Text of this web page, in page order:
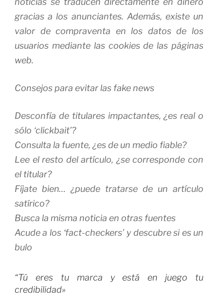
gracias a los anunciantes. Además, existe un
valor de compraventa en los datos de los
usuarios mediante las cookies de las páginas
web.
Consejos para evitar las fake news
Desconfía de titulares impactantes, ¿es real o
sólo ‘clickbait’?
Consulta la fuente, ¿es de un medio fiable?
Lee el resto del artículo, ¿se corresponde con
el titular?
Fíjate bien… ¿puede tratarse de un artículo
satírico?
Busca la misma noticia en otras fuentes
Acude a los ‘fact-checkers’ y descubre si es un
bulo
“Tú eres tu marca y está en juego tu
credibilidad»